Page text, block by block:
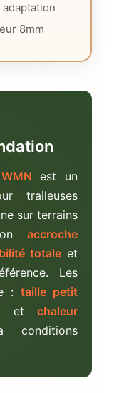
8mm
est un
traileuses
sur terrains
accroche
totaleet
Les
: taille petit
et chaleur
conditions